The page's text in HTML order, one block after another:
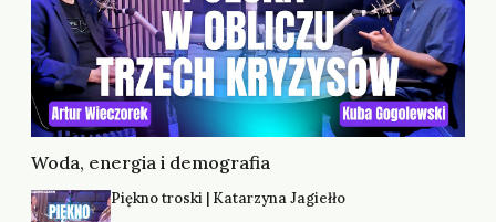
Woda, energia i demografia
Piękno troski | Katarzyna Jagiełło